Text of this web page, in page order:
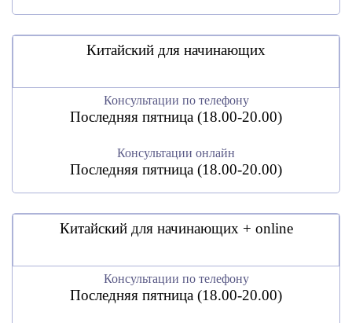
Китайский для начинающих
Консультации по телефону
Последняя пятница (18.00-20.00)
Консультации онлайн
Последняя пятница (18.00-20.00)
Китайский для начинающих + online
Консультации по телефону
Последняя пятница (18.00-20.00)